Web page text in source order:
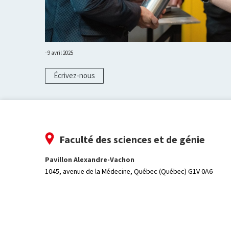
9 avril 2025
Écrivez-nous
Faculté des sciences et de génie
Pavillon Alexandre-Vachon
1045, avenue de la Médecine, Québec (Québec) G1V 0A6